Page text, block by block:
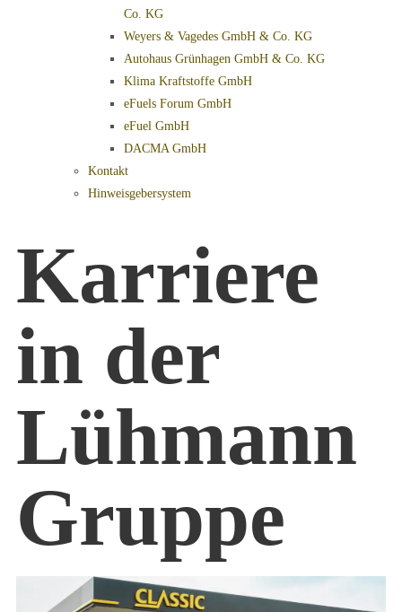
Co. KG
Weyers & Vagedes GmbH & Co. KG
Autohaus Grünhagen GmbH & Co. KG
Klima Kraftstoffe GmbH
eFuels Forum GmbH
eFuel GmbH
DACMA GmbH
Kontakt
Hinweisgebersystem
Karriere
in der
Lühmann
Gruppe